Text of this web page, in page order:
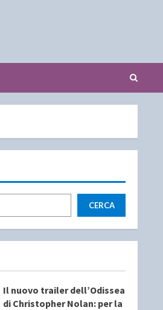
CERCA
Il nuovo trailer dell’Odissea
di Christopher Nolan: per la